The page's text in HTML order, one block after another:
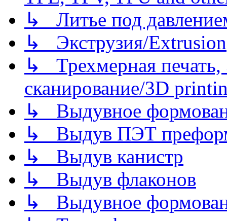
↳ Литье под
↳ Экструзия/Extrusion
↳ Трехмерная
сканирование/3D
↳ Выдувное
↳ Выдув ПЭТ
↳ Выдув канистр
↳ Выдув флаконов
↳ Выдувное